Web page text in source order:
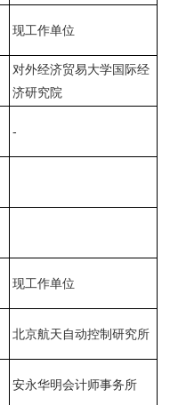
现工作单位
对外经济贸易大学国际经
济研究院
-
现工作单位
北京航天自动控制研究所
安永华明会计师事务所